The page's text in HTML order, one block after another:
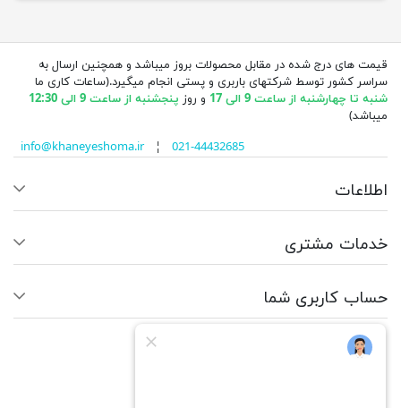
قیمت های درج شده در مقابل محصولات بروز میباشد و همچنین ارسال به
سراسر کشور توسط شرکتهای باربری و پستی انجام میگیرد.(ساعات کاری ما
شنبه تا چهارشنبه از ساعت 9 الی 17
و روز پنجشنبه از ساعت 9 الی 12:30
میباشد)
info@khaneyeshoma.ir¦ 021-44432685
اطلاعات
خدمات مشتری
حساب کاربری شما